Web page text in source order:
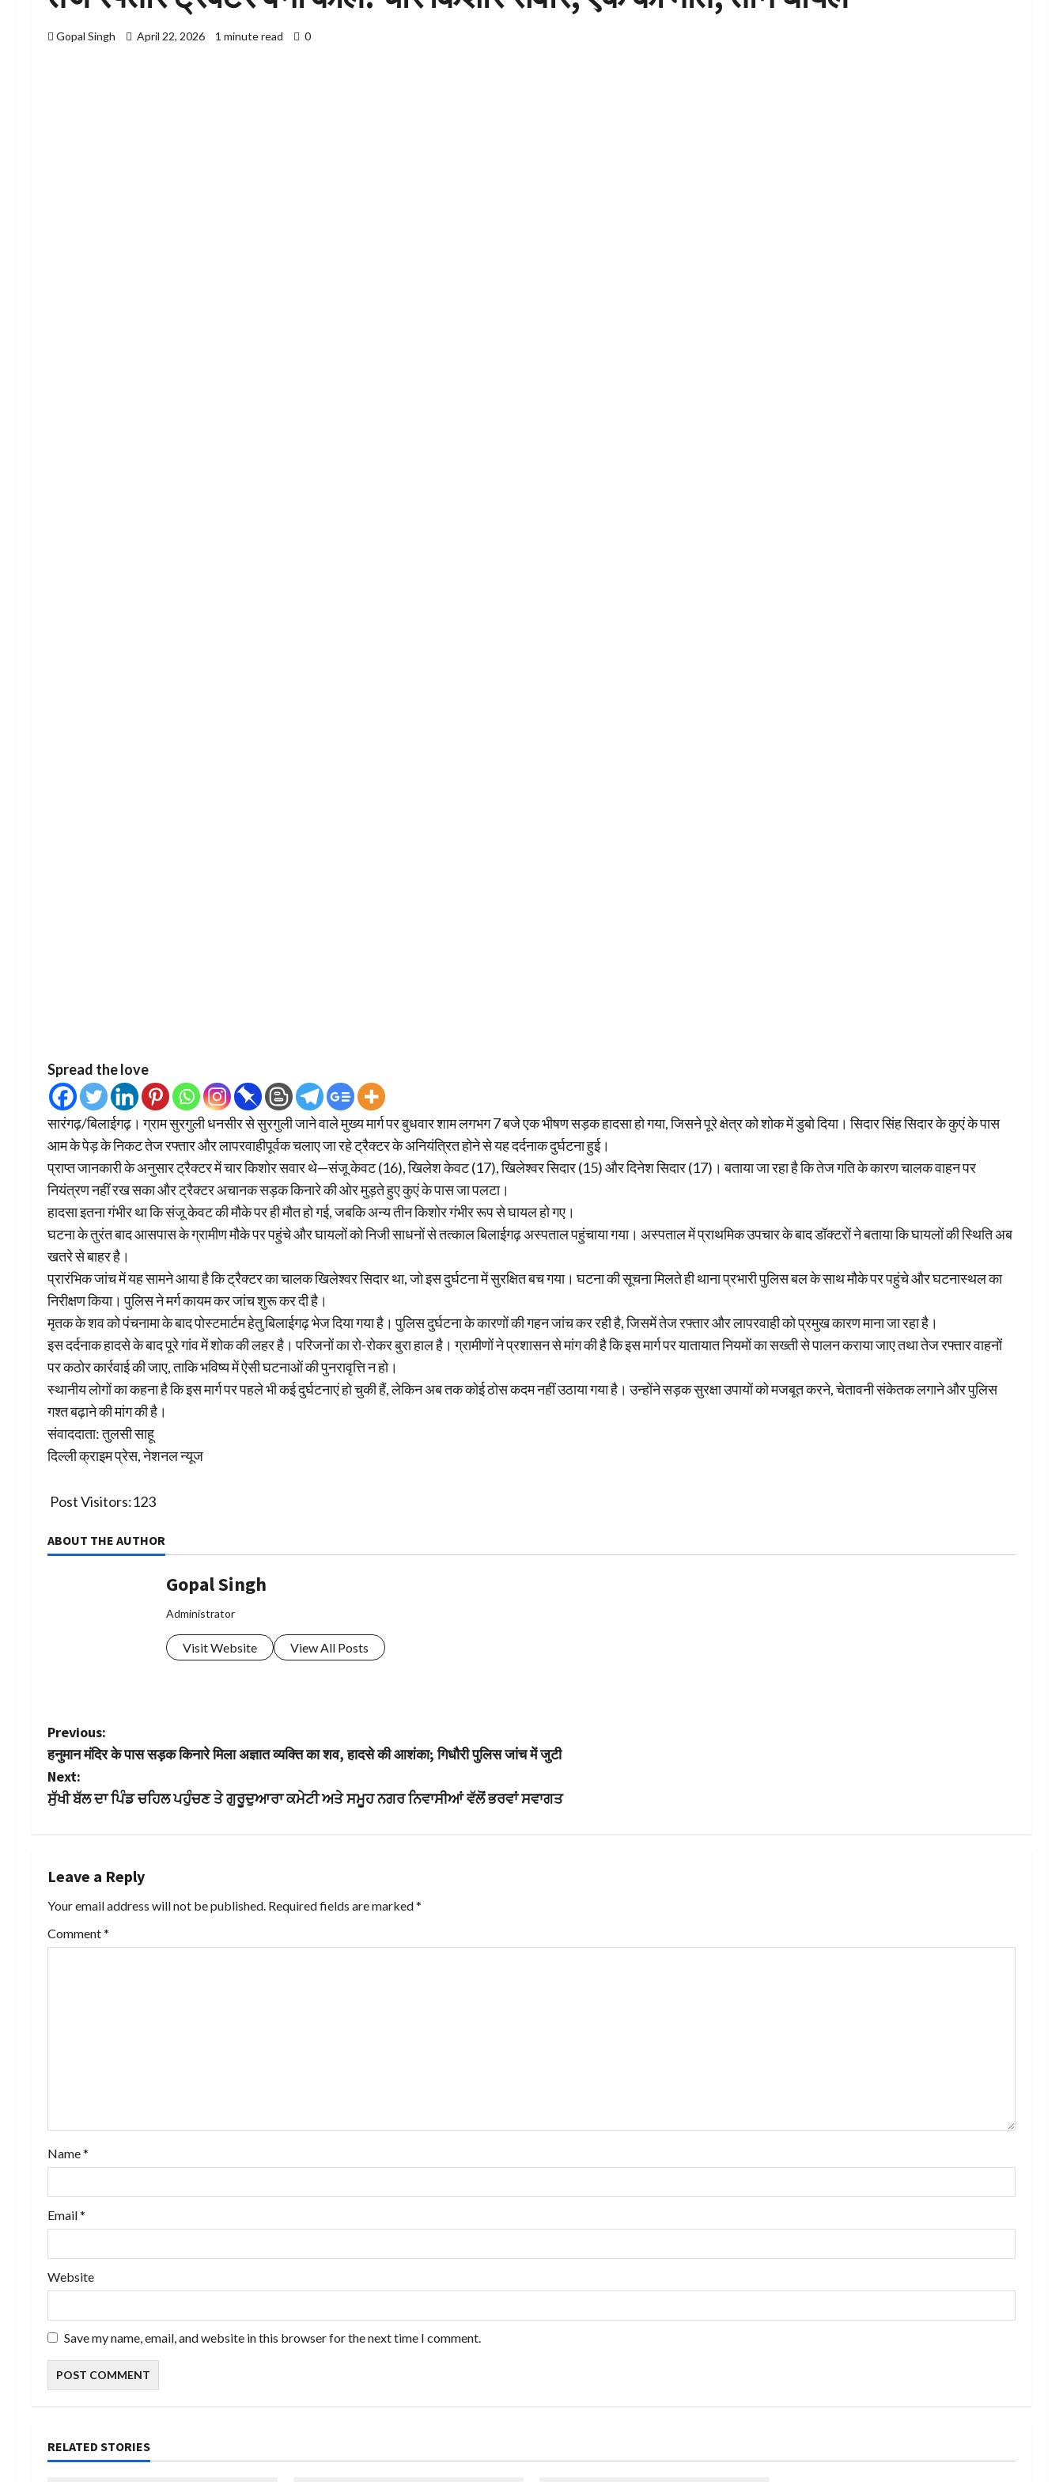
Gopal Singh April 22, 2026 1 minute read 0
Spread the love
सारंगढ़/बिलाईगढ़। ग्राम सुरगुली धनसीर से सुरगुली जाने वाले मुख्य मार्ग पर बुधवार शाम लगभग 7 बजे एक भीषण सड़क हादसा हो गया, जिसने पूरे क्षेत्र को शोक में डुबो दिया। सिदार सिंह सिदार के कुएं के पास
आम के पेड़ के निकट तेज रफ्तार और लापरवाहीपूर्वक चलाए जा रहे ट्रैक्टर के अनियंत्रित होने से यह दर्दनाक दुर्घटना हुई।
प्राप्त जानकारी के अनुसार ट्रैक्टर में चार किशोर सवार थे—संजू केवट (16), खिलेश केवट (17), खिलेश्वर सिदार (15) और दिनेश सिदार (17)। बताया जा रहा है कि तेज गति के कारण चालक वाहन पर
नियंत्रण नहीं रख सका और ट्रैक्टर अचानक सड़क किनारे की ओर मुड़ते हुए कुएं के पास जा पलटा।
हादसा इतना गंभीर था कि संजू केवट की मौके पर ही मौत हो गई, जबकि अन्य तीन किशोर गंभीर रूप से घायल हो गए।
घटना के तुरंत बाद आसपास के ग्रामीण मौके पर पहुंचे और घायलों को निजी साधनों से तत्काल बिलाईगढ़ अस्पताल पहुंचाया गया। अस्पताल में प्राथमिक उपचार के बाद डॉक्टरों ने बताया कि घायलों की स्थिति अब
खतरे से बाहर है।
प्रारंभिक जांच में यह सामने आया है कि ट्रैक्टर का चालक खिलेश्वर सिदार था, जो इस दुर्घटना में सुरक्षित बच गया। घटना की सूचना मिलते ही थाना प्रभारी पुलिस बल के साथ मौके पर पहुंचे और घटनास्थल का
निरीक्षण किया। पुलिस ने मर्ग कायम कर जांच शुरू कर दी है।
मृतक के शव को पंचनामा के बाद पोस्टमार्टम हेतु बिलाईगढ़ भेज दिया गया है। पुलिस दुर्घटना के कारणों की गहन जांच कर रही है, जिसमें तेज रफ्तार और लापरवाही को प्रमुख कारण माना जा रहा है।
इस दर्दनाक हादसे के बाद पूरे गांव में शोक की लहर है। परिजनों का रो-रोकर बुरा हाल है। ग्रामीणों ने प्रशासन से मांग की है कि इस मार्ग पर यातायात नियमों का सख्ती से पालन कराया जाए तथा तेज रफ्तार वाहनों
पर कठोर कार्रवाई की जाए, ताकि भविष्य में ऐसी घटनाओं की पुनरावृत्ति न हो।
स्थानीय लोगों का कहना है कि इस मार्ग पर पहले भी कई दुर्घटनाएं हो चुकी हैं, लेकिन अब तक कोई ठोस कदम नहीं उठाया गया है। उन्होंने सड़क सुरक्षा उपायों को मजबूत करने, चेतावनी संकेतक लगाने और पुलिस
गश्त बढ़ाने की मांग की है।
संवाददाता: तुलसी साहू
दिल्ली क्राइम प्रेस, नेशनल न्यूज
Post Visitors:123
ABOUT THE AUTHOR
Gopal Singh
Administrator
Visit Website View All Posts
P
o
s
n
a
v
o
n
Previous:
हनुमान मंदिर के पास सड़क किनारे मिला अज्ञात व्यक्ति का शव, हादसे की आशंका; गिधौरी पुलिस जांच में जुटी
Next:
ਸੁੱਖੀ ਬੱਲ ਦਾ ਪਿੰਡ ਚਹਿਲ ਪਹੁੰਚਣ ਤੇ ਗੁਰੂਦੁਆਰਾ ਕਮੇਟੀ ਅਤੇ ਸਮੂਹ ਨਗਰ ਨਿਵਾਸੀਆਂ ਵੱਲੋਂ ਭਰਵਾਂ ਸਵਾਗਤ
Leave a Reply
Your email address will not be published. Required fields are marked*
Comment*
Name*
Email*
Website
Save my name, email, and website in this browser for the next time I comment.
RELATED STORIES